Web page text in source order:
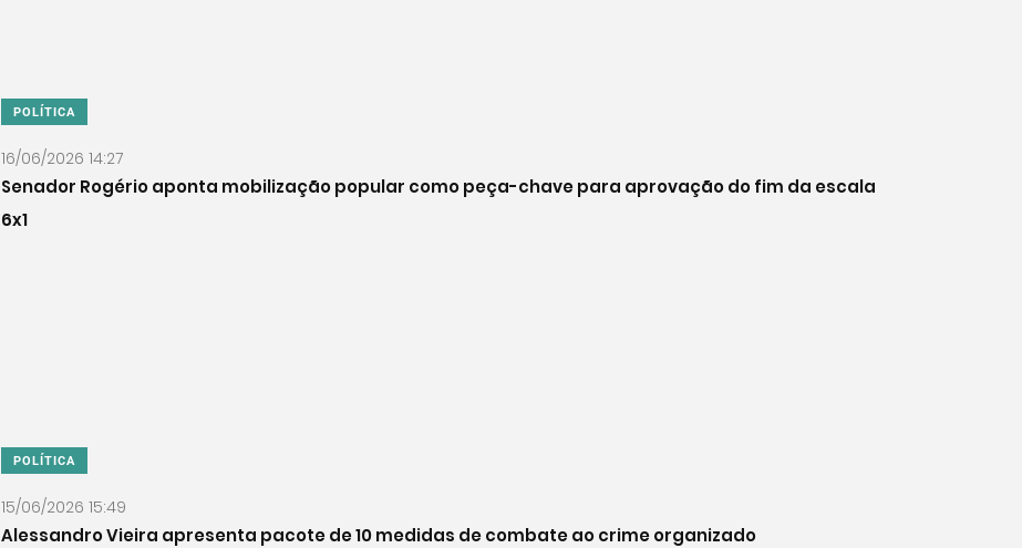
POLÍTICA
16/06/2026 14:27
Senador Rogério aponta mobilização popular como peça-chave para aprovação do fim da escala
6x1
POLÍTICA
15/06/2026 15:49
Alessandro Vieira apresenta pacote de 10 medidas de combate ao crime organizado